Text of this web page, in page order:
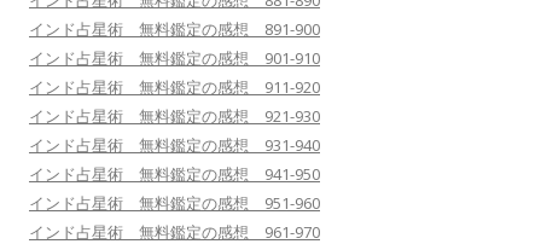
インド占星術 無料鑑定の感想 891-900
インド占星術 無料鑑定の感想 901-910
インド占星術 無料鑑定の感想 911-920
インド占星術 無料鑑定の感想 921-930
インド占星術 無料鑑定の感想 931-940
インド占星術 無料鑑定の感想 941-950
インド占星術 無料鑑定の感想 951-960
インド占星術 無料鑑定の感想 961-970